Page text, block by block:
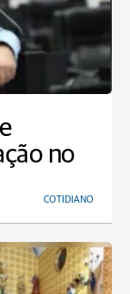
no
COTIDIANO